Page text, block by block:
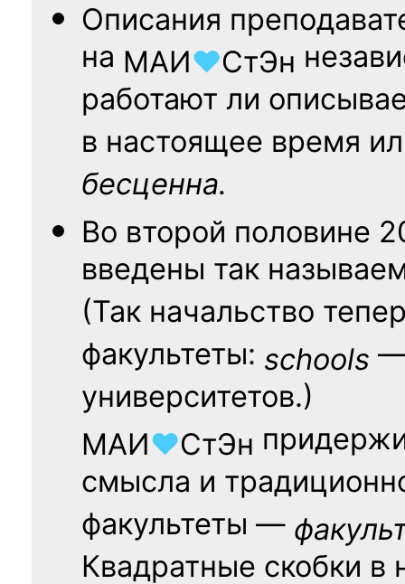
Описания
на МАИ♥СтЭн
работают ли
в настоящее время
бесценна.
Во второй половине
введены так
(Так начальство
факультеты: schools —
университетов.)
МАИ♥СтЭн
смысла и
факультеты —
Квадратные скобки в